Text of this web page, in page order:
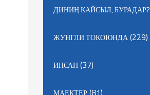
ДИНИҢ КАЙСЫЛ, БУРАДАР?
ЖУНГЛИ ТОКОЮНДА(229)
ИНСАН(37)
МАЕКТЕР(81)